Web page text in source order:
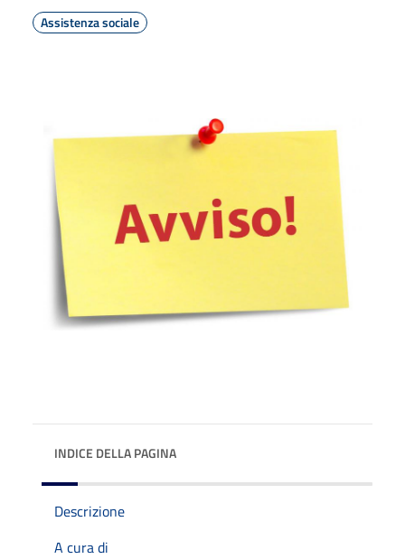
Assistenza sociale
INDICE DELLA PAGINA
Descrizione
A cura di